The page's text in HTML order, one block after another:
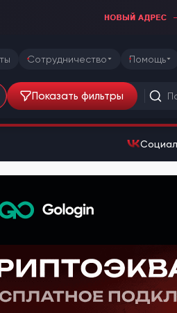
Сотрудничество Помощь
Показать фильтры